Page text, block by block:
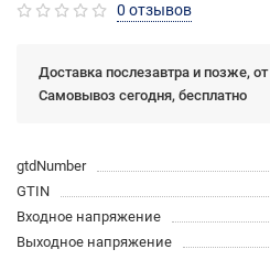
0 отзывов
Доставка послезавтра и позже, от
Самовывоз сегодня, бесплатно
gtdNumber
GTIN
Входное напряжение
Выходное напряжение